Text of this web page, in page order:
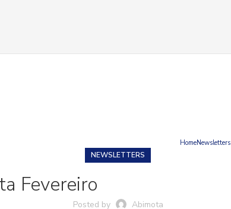
HomeNewsletters
NEWSLETTERS
Fevereiro
Posted by Abimota